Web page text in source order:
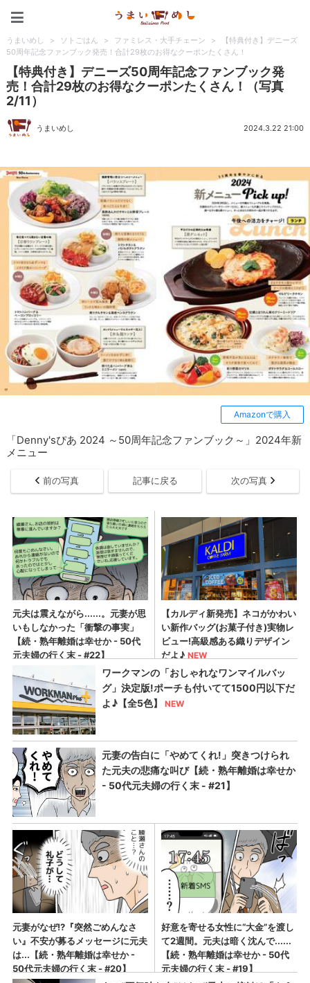
うまいめし > ソトごはん > ファミレス・大手チェーン >
【特典付き】デニーズ
50周年記念ファンブック発売！合計29枚のお得なクーポンたくさん！
【特典付き】デニーズ50周年記念ファンブック発
売！合計29枚のお得なクーポンたくさん！（写真
2/11）
うまいめし 2024.3.22 21:00
Amazonで購入
「Denny'sぴあ 2024 ～50周年記念ファンブック～」2024年新
メニュー
前の写真 記事に戻る 次の写真